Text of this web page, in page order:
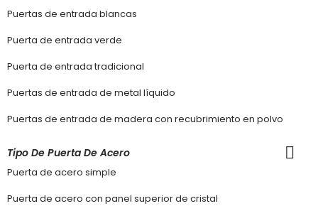
Puertas de entrada blancas
Puerta de entrada verde
Puerta de entrada tradicional
Puertas de entrada de metal líquido
Puertas de entrada de madera con recubrimiento en polvo
Tipo De Puerta De Acero
Puerta de acero simple
Puerta de acero con panel superior de cristal